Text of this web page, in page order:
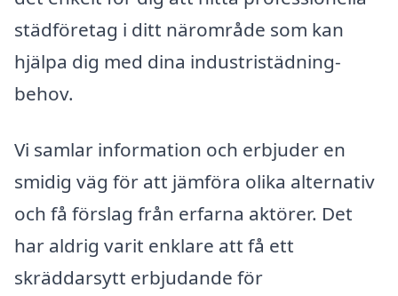
städföretag i ditt närområde som kan
hjälpa dig med dina industristädning-
behov.
Vi samlar information och erbjuder en
smidig väg för att jämföra olika alternativ
och få förslag från erfarna aktörer. Det
har aldrig varit enklare att få ett
skräddarsytt erbjudande för